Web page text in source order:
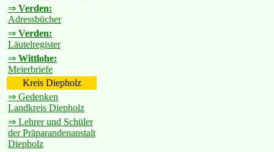
⇒ Verden:
Adressbücher
⇒ Verden:
Läutelregister
⇒ Wittlohe:
Meierbriefe
Kreis Diepholz
⇒ Gedenken
Landkreis Diepholz
⇒ Lehrer und Schüler
der Präparandenanstalt
Diepholz